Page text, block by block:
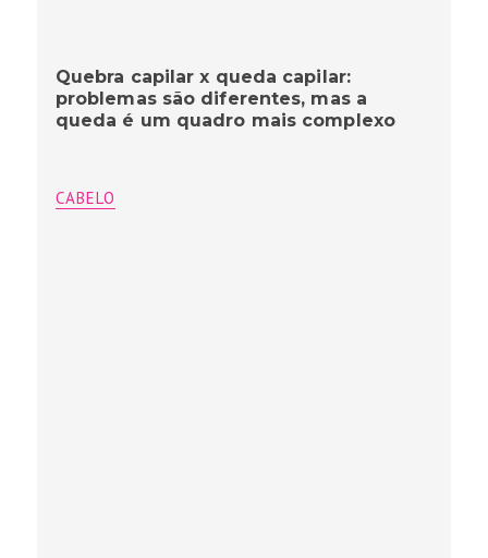
Quebra capilar x queda capilar:
problemas são diferentes, mas a
queda é um quadro mais complexo
CABELO